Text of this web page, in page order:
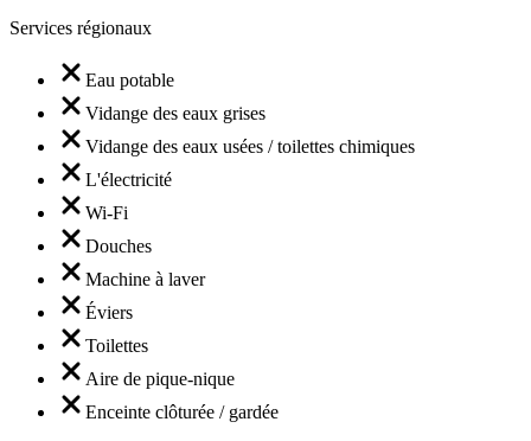
Services régionaux
Eau potable
Vidange des eaux grises
Vidange des eaux usées / toilettes chimiques
L'électricité
Wi-Fi
Douches
Machine à laver
Éviers
Toilettes
Aire de pique-nique
Enceinte clôturée / gardée